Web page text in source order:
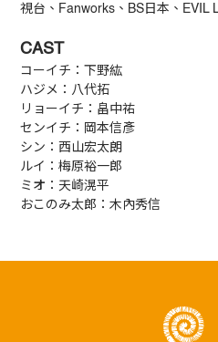
視台、Fanworks、BS日本、EVIL
CAST
コーイチ：下野紘
ハジメ：八代拓
リョーイチ：畠中祐
センイチ：岡本信彥
シン：西山宏太朗
ルイ：梅原裕一郎
ミオ：天崎滉平
おこのみ太郎：木內秀信